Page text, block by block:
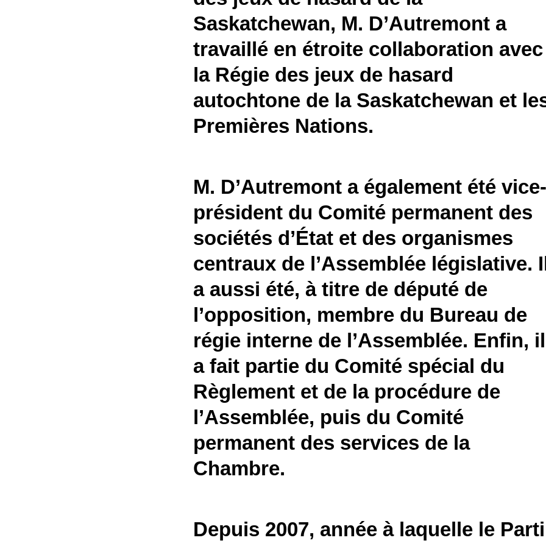
Saskatchewan, M. D’Autremont a
travaillé en étroite collaboration avec
la Régie des jeux de hasard
autochtone de la Saskatchewan et
Premières Nations.
M. D’Autremont a également été vice-
président du Comité permanent des
sociétés d’État et des organismes
centraux de l’Assemblée législative.
a aussi été, à titre de député de
l’opposition, membre du Bureau de
régie interne de l’Assemblée. Enfin, il
a fait partie du Comité spécial du
Règlement et de la procédure de
l’Assemblée, puis du Comité
permanent des services de la
Chambre.
Depuis 2007, année à laquelle le Parti